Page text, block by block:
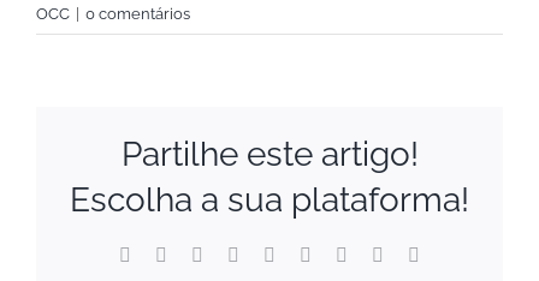
OCC
0 comentários
Partilhe este artigo!
Escolha a sua plataforma!
Facebook Reddit LinkedInWhatsApp
TumblrPinterest